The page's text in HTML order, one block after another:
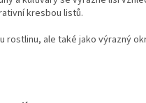
kresbou listů.
ale také jako výrazný